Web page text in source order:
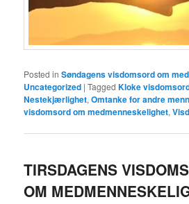
Posted in Søndagens visdomsord om
Uncategorized |Tagged Kloke
Nestekjærlighet,Omtanke for andre
visdomsord om medmenneskelighet,
TIRSDAGENS
OM